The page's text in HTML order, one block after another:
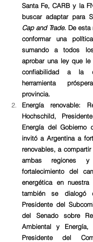
Santa Fe, CARB y la
Cap and Trade. De esta
conformar una
sumando a todos
aprobar una ley que
confiabilidad a la
herramienta
provincia.
Energía renovable:
Hochschild,
Energía del Gobierno
invitó a Argentina a
renovables, a
ambas regiones
fortalecimiento del
energética en
también se dialogó
Presidente del
del Senado sobre
Ambiental y
Presidente del